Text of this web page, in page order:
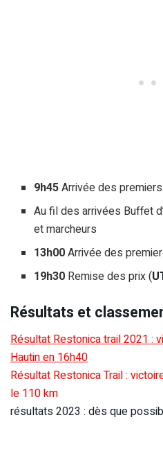
9h45Arrivée des
Au fil des arrivées Buffet
et marcheurs
13h00Arrivée des
19h30 Remise des prix (
Résultats et
Résultat Restonica trail 2021 :
Hautin en 16h40
Résultat Restonica Trail :
le 110 km
résultats 2023 : dès que